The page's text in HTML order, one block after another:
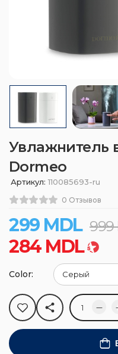
Увлажнитель
Dormeo
Артикул: 110085693-ru
299 MDL 999
284 MDL
0 Отзывов
Color: